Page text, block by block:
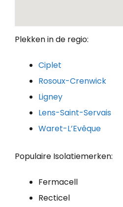
Plekken in de regio:
Ciplet
Rosoux-Crenwick
Ligney
Lens-Saint-Servais
Waret-L’Evêque
Populaire Isolatiemerken:
Fermacell
Recticel